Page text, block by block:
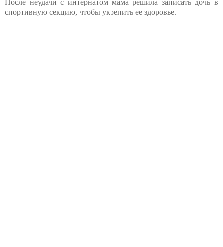
После неудачи с интернатом мама решила записать дочь в
спортивную секцию, чтобы укрепить ее здоровье.